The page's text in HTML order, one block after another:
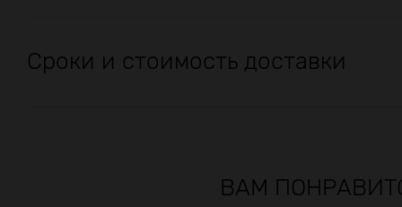
Сроки и стоимость доставки
ВАМ